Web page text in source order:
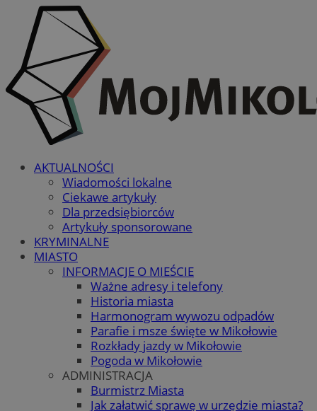
AKTUALNOŚCI
Wiadomości lokalne
Ciekawe artykuły
Dla przedsiębiorców
Artykuły sponsorowane
KRYMINALNE
MIASTO
INFORMACJE O MIEŚCIE
Ważne adresy i telefony
Historia miasta
Harmonogram wywozu odpadów
Parafie i msze święte w Mikołowie
Rozkłady jazdy w Mikołowie
Pogoda w Mikołowie
ADMINISTRACJA
Burmistrz Miasta
Jak załatwić sprawę w urzędzie miasta?